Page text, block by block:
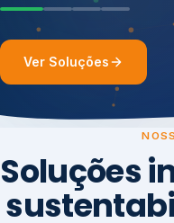
Ver Soluções
Soluções